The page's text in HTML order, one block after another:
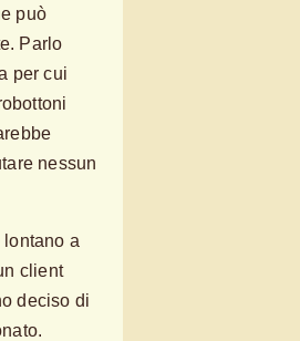
può
Parlo
per cui
nessun
lontano a
client
deciso di